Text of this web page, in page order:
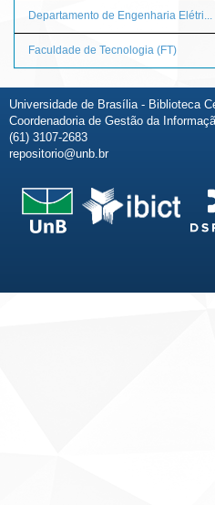
Departamento de Engenharia Elétri...
Faculdade de Tecnologia (FT)
Universidade de Brasília - Biblioteca
Coordenadoria de Gestão da
(61) 3107-2683
repositorio@unb.br